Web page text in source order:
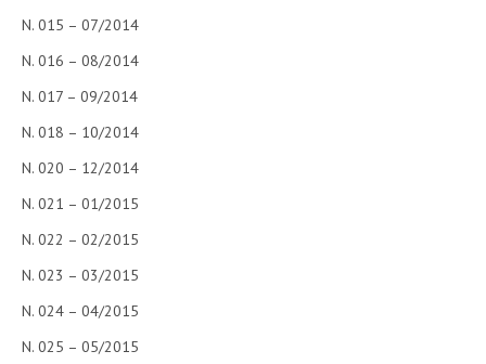
N. 015 – 07/2014
N. 016 – 08/2014
N. 017 – 09/2014
N. 018 – 10/2014
N. 020 – 12/2014
N. 021 – 01/2015
N. 022 – 02/2015
N. 023 – 03/2015
N. 024 – 04/2015
N. 025 – 05/2015